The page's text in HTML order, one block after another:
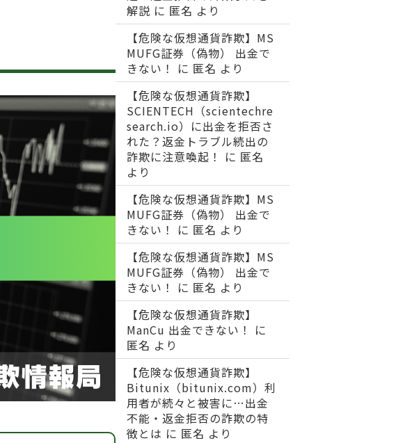
解説 に 匿名 より
【危険な仮想通貨詐欺】MS
MUFG証券（偽物） 出金で
きない！
に 匿名 より
【危険な仮想通貨詐欺】
SCIENTECH（scientechre
search.io）に出金を拒否さ
れた？返金トラブル続出の
詐欺に注意喚起！
に 匿名
より
【危険な仮想通貨詐欺】MS
MUFG証券（偽物） 出金で
きない！
に 匿名 より
【危険な仮想通貨詐欺】MS
MUFG証券（偽物） 出金で
きない！
に 匿名 より
【危険な仮想通貨詐欺】
ManCu 出金できない！
に
匿名 より
【危険な仮想通貨詐欺】
Bitunix（bitunix.com）利
用者が続々と被害に…出金
不能・返金拒否の詐欺の特
徴とは に 匿名 より